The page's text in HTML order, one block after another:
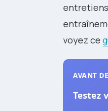
entretiens
voyez ce
AVANT
Testez